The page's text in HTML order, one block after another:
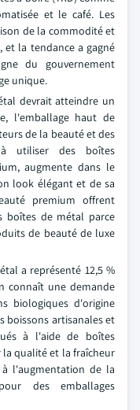
et le café. Les
de la commodité et
la tendance a gagné
du gouvernement
unique.
devrait atteindre un
l'emballage haut de
de la beauté et des
utiliser des boîtes
augmente dans le
look élégant et de sa
premium offrent
boîtes de métal parce
de beauté de luxe
a représenté 12,5 %
connaît une demande
biologiques d'origine
boissons artisanales et
à l'aide de boîtes
qualité et la fraîcheur
l'augmentation de la
des emballages